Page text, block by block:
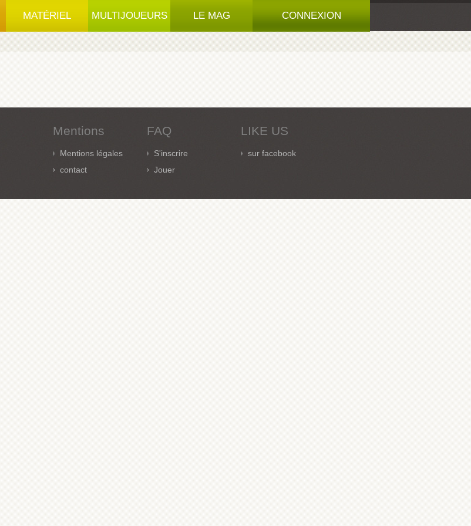
MATÉRIEL MULTIJOUEURS LE MAG CONNEXION
Mentions
Mentions légales
contact
FAQ
S'inscrire
Jouer
LIKE US
sur facebook